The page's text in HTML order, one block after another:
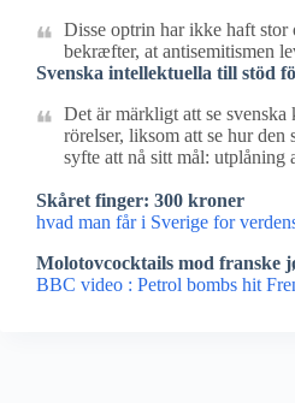
Disse optrin har ikke haft
bekræfter, at antisemitismen
Svenska intellektuella till stöd
Det är märkligt att se
rörelser, liksom att se hur
syfte att nå sitt mål: utplåning
Skåret finger: 300 kroner
hvad man får i Sverige for
Molotovcocktails mod franske
BBC video : Petrol bombs hit